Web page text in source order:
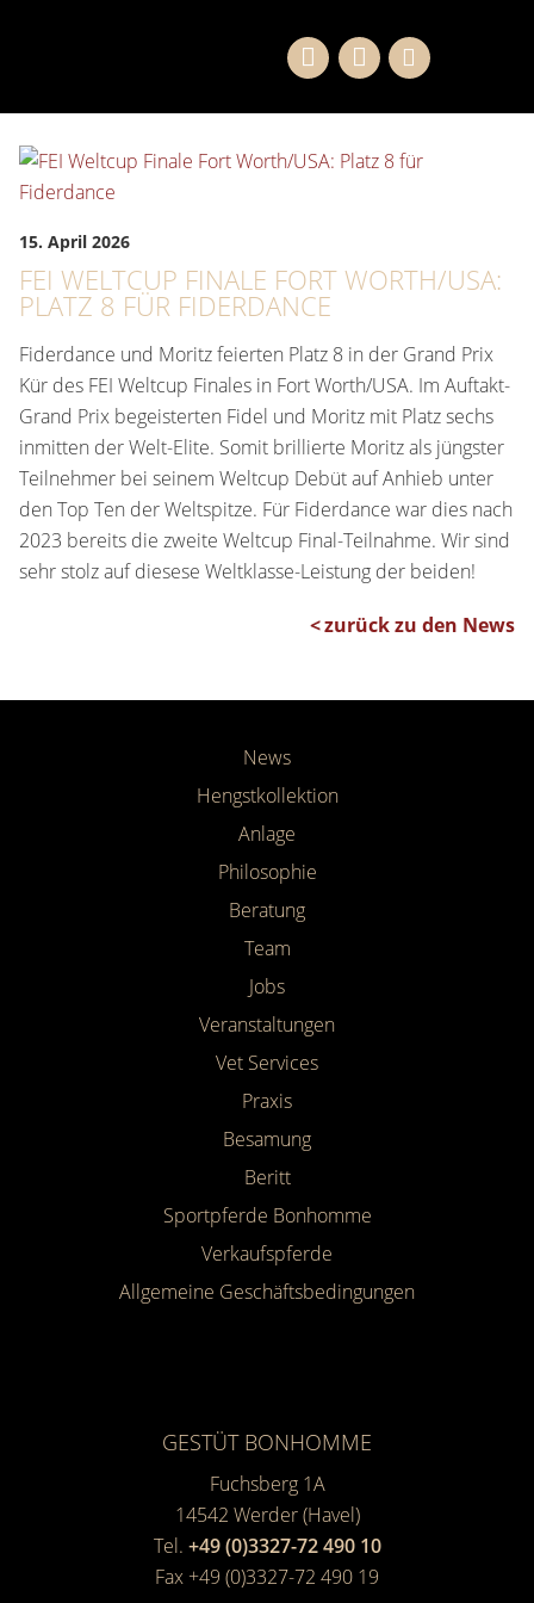
15. April 2026
FEI WELTCUP FINALE FORT WORTH/USA:
PLATZ 8 FÜR FIDERDANCE
Fiderdance und Moritz feierten Platz 8 in der Grand Prix
Kür des FEI Weltcup Finales in Fort Worth/USA. Im Auftakt-
Grand Prix begeisterten Fidel und Moritz mit Platz sechs
inmitten der Welt-Elite. Somit brillierte Moritz als jüngster
Teilnehmer bei seinem Weltcup Debüt auf Anhieb unter
den Top Ten der Weltspitze. Für Fiderdance war dies nach
2023 bereits die zweite Weltcup Final-Teilnahme. Wir sind
sehr stolz auf diesese Weltklasse-Leistung der beiden!
zurück zu den News
News
Hengstkollektion
Anlage
Philosophie
Beratung
Team
Jobs
Veranstaltungen
Vet Services
Praxis
Besamung
Beritt
Sportpferde Bonhomme
Verkaufspferde
Allgemeine Geschäfts­bedingungen
GESTÜT BONHOMME
Fuchsberg 1A
14542 Werder (Havel)
Tel. +49 (0)3327-72 490 10
Fax +49 (0)3327-72 490 19